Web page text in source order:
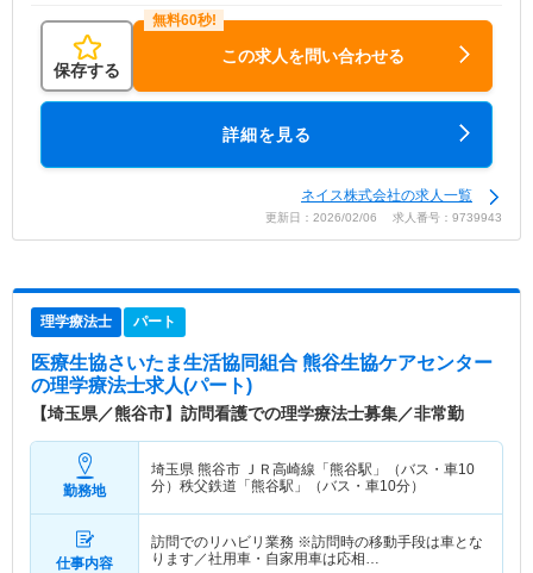
保存する
この求人を問い合わせる
詳細を見る
ネイス株式会社の求人一覧
更新日：2026/02/06 求人番号：9739943
理学療法士 パート
医療生協さいたま生活協同組合 熊谷生協ケアセンター
の理学療法士求人(パート)
【埼玉県／熊谷市】訪問看護での理学療法士募集／非常勤
勤務地
埼玉県 熊谷市 ＪＲ高崎線「熊谷駅」（バス・車10
分）秩父鉄道「熊谷駅」（バス・車10分）
仕事内容
訪問でのリハビリ業務 ※訪問時の移動手段は車とな
ります／社用車・自家用車は応相…